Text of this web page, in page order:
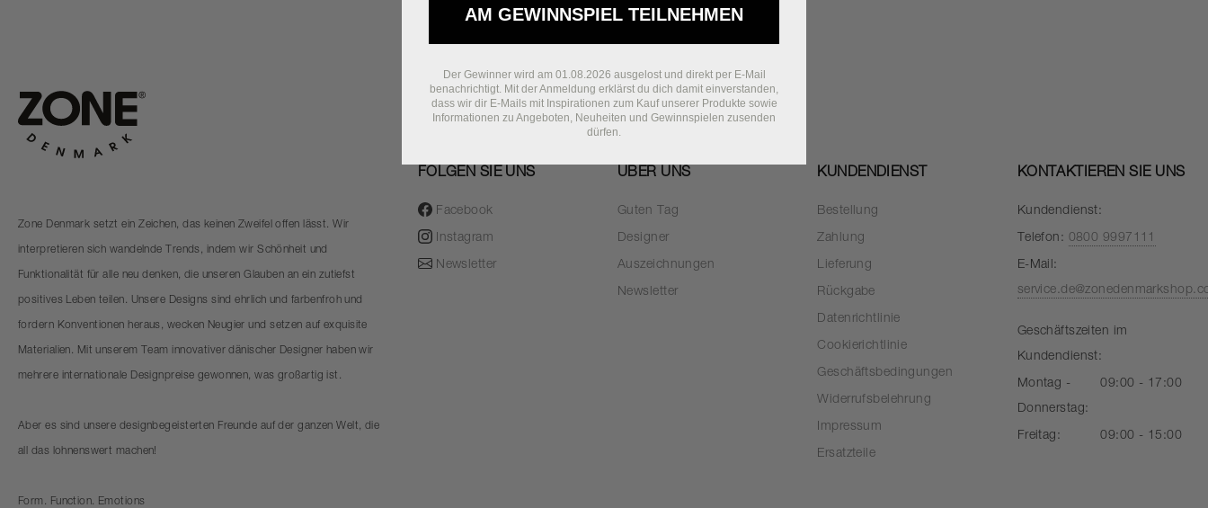
Zone Denmark setzt ein Zeichen, das keinen Zweifel offen lässt. Wir
interpretieren sich wandelnde Trends, indem wir Schönheit und
Funktionalität für alle neu denken, die unseren Glauben an ein zutiefst
positives Leben teilen. Unsere Designs sind ehrlich und farbenfroh und
fordern Konventionen heraus, wecken Neugier und setzen auf exquisite
Materialien. Mit unserem Team innovativer dänischer Designer haben wir
mehrere internationale Designpreise gewonnen, was großartig ist.
Aber es sind unsere designbegeisterten Freunde auf der ganzen Welt, die
all das lohnenswert machen!
Form. Function. Emotions
FOLGEN SIE UNS
Facebook
Instagram
Newsletter
ÜBER UNS
Guten Tag
Designer
Auszeichnungen
Newsletter
KUNDENDIENST
Bestellung
Zahlung
Lieferung
Rückgabe
Datenrichtlinie
Cookierichtlinie
Geschäftsbedingungen
Widerrufsbelehrung
Impressum
Ersatzteile
KONTAKTIEREN SIE UNS
Kundendienst:
Telefon: 0800 9997111
E-Mail:
Geschäftszeiten im
Kundendienst:
Montag -
Donnerstag:
09:00 - 17:00
Freitag: 09:00 - 15:00
AM GEWINNSPIEL TEILNEHMEN
Der Gewinner wird am 01.08.2026 ausgelost und direkt per E-Mail
benachrichtigt. Mit der Anmeldung erklärst du dich damit einverstanden,
dass wir dir E-Mails mit Inspirationen zum Kauf unserer Produkte sowie
Informationen zu Angeboten, Neuheiten und Gewinnspielen zusenden
dürfen.